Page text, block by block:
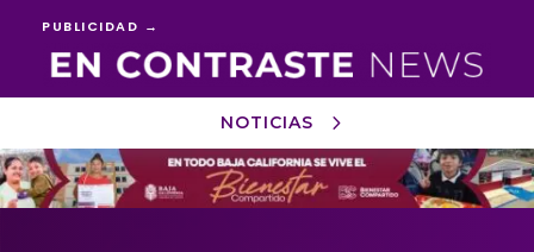
PUBLICIDAD →
NOTICIAS
Reproductor
de
vídeo